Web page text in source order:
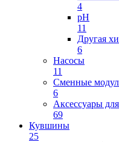
4
pH
11
Другая
6
Насосы
11
Сменные
6
Аксессуары
69
Кувшины
25